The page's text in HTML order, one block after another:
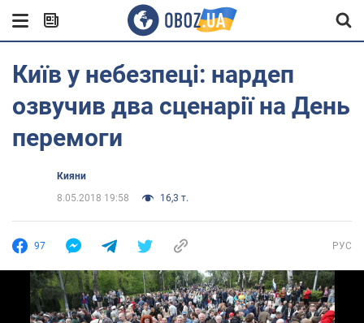
Київ у небезпеці: нардеп
озвучив два сценарії на День
перемоги
Кияни
8.05.2018 19:58
16,3 т.
97 РУС